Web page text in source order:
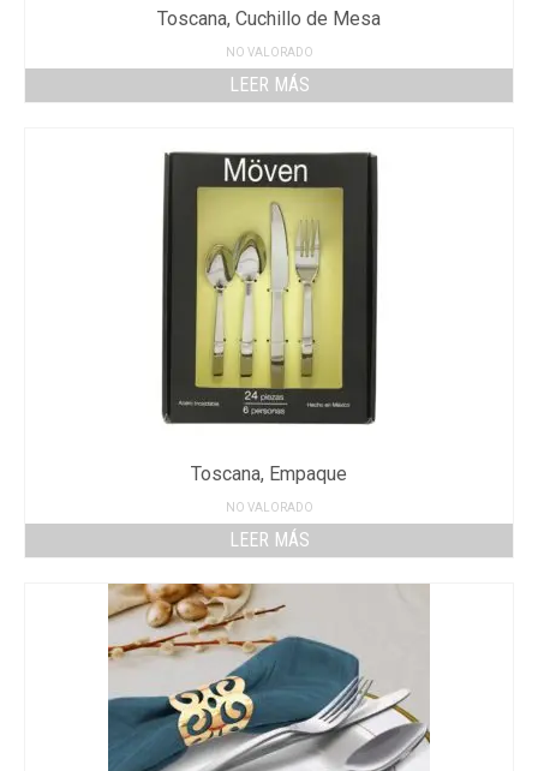
Toscana, Cuchillo de Mesa
NO VALORADO
LEER MÁS
Toscana, Empaque
NO VALORADO
LEER MÁS